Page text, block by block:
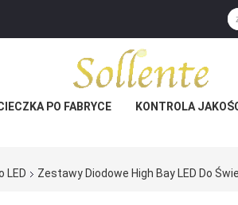
PO FABRYCE KONTROLA
LED Zestawy Diodowe High Bay LED Do